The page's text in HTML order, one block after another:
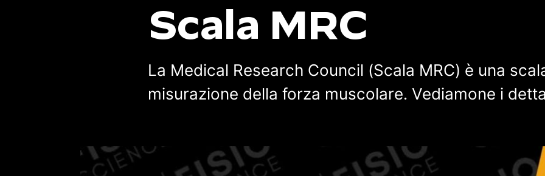
Scala MRC
La Medical Research Council (Scala MRC) è una
misurazione della forza muscolare. Vediamone i